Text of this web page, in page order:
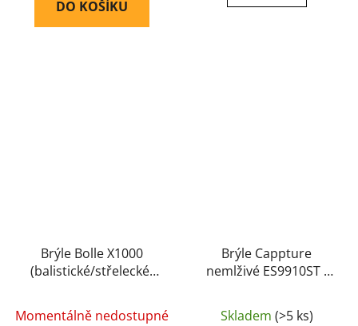
DO KOŠÍKU
Brýle Bolle X1000
(balistické/střelecké)
Momentálně nedostupné
Brýle Cappture
nemlživé ES9910ST -
Skladem (>5 ks)